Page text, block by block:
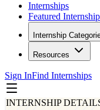
Internships
Featured
Internship
Resources
Sign InFind Internships
INTERNSHIP